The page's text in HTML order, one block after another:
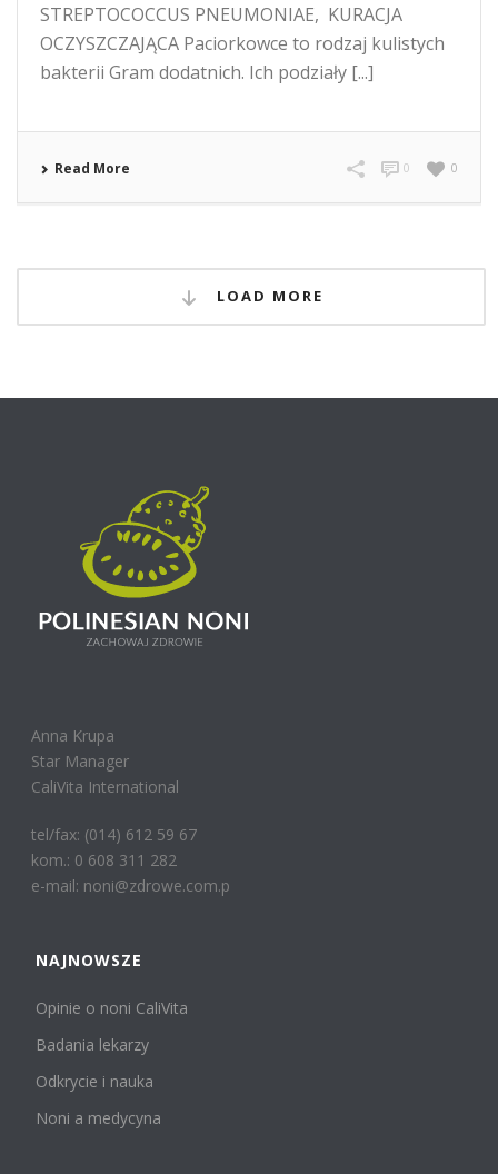
STREPTOCOCCUS PNEUMONIAE, KURACJA
OCZYSZCZAJĄCA Paciorkowce to rodzaj kulistych
bakterii Gram dodatnich. Ich podziały [...]
Read More 0
0
LOAD MORE
Anna Krupa
Star Manager
CaliVita International
tel/fax: (014) 612 59 67
kom.: 0 608 311 282
e-mail: noni@zdrowe.com.p
NAJNOWSZE
Opinie o noni CaliVita
Badania lekarzy
Odkrycie i nauka
Noni a medycyna